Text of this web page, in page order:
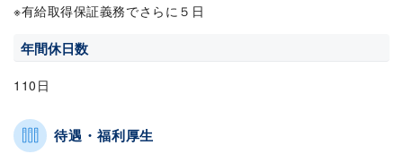
※有給取得保証義務でさらに５日
年間休日数
110日
待遇・福利厚生